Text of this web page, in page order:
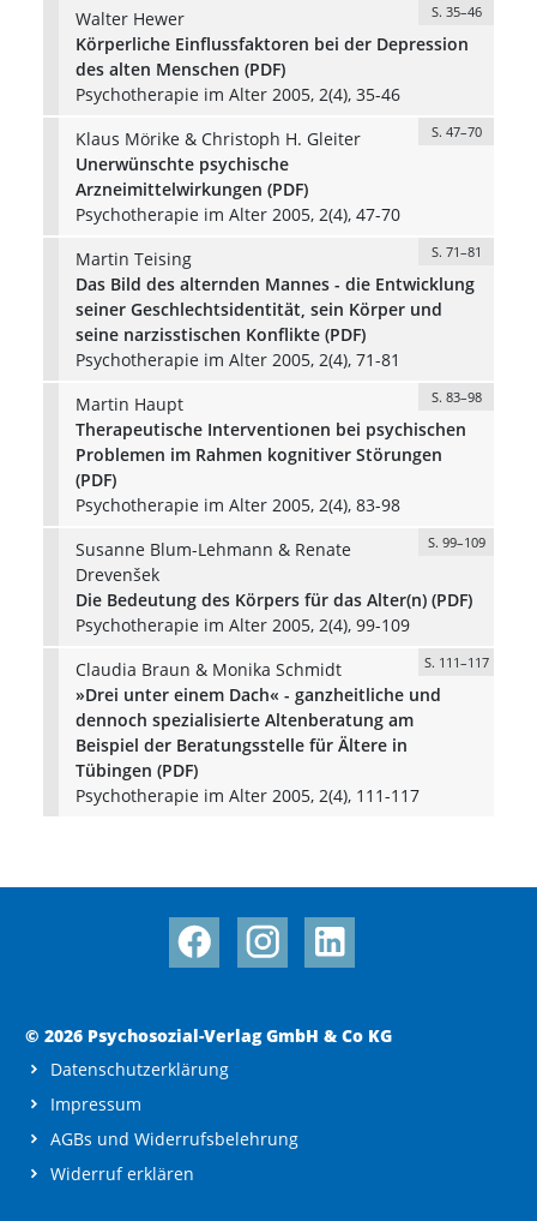
Walter Hewer
S. 35–46
Körperliche Einflussfaktoren bei der Depression
des alten Menschen (PDF)
Psychotherapie im Alter 2005, 2(4), 35-46
Klaus Mörike & Christoph H. Gleiter
S. 47–70
Unerwünschte psychische
Arzneimittelwirkungen (PDF)
Psychotherapie im Alter 2005, 2(4), 47-70
Martin Teising
S. 71–81
Das Bild des alternden Mannes - die Entwicklung
seiner Geschlechtsidentität, sein Körper und
seine narzisstischen Konflikte (PDF)
Psychotherapie im Alter 2005, 2(4), 71-81
Martin Haupt
S. 83–98
Therapeutische Interventionen bei psychischen
Problemen im Rahmen kognitiver Störungen
(PDF)
Psychotherapie im Alter 2005, 2(4), 83-98
Susanne Blum-Lehmann & Renate
Drevenšek
S. 99–109
Die Bedeutung des Körpers für das Alter(n) (PDF)
Psychotherapie im Alter 2005, 2(4), 99-109
Claudia Braun & Monika Schmidt
S. 111–117
»Drei unter einem Dach« - ganzheitliche und
dennoch spezialisierte Altenberatung am
Beispiel der Beratungsstelle für Ältere in
Tübingen (PDF)
Psychotherapie im Alter 2005, 2(4), 111-117
© 2026 Psychosozial-Verlag GmbH & Co KG
Datenschutzerklärung
Impressum
AGBs und Widerrufsbelehrung
Widerruf erklären